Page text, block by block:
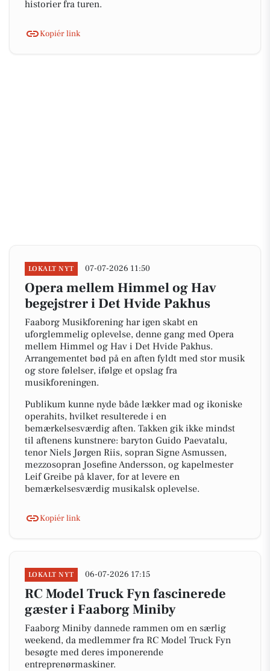
historier fra turen.
Kopiér link
LOKALT NYT 07-07-2026 11:50
Opera mellem Himmel og Hav
begejstrer i Det Hvide Pakhus
Faaborg Musikforening har igen skabt en
uforglemmelig oplevelse, denne gang med Opera
mellem Himmel og Hav i Det Hvide Pakhus.
Arrangementet bød på en aften fyldt med stor musik
og store følelser, ifølge et opslag fra
musikforeningen.
Publikum kunne nyde både lækker mad og ikoniske
operahits, hvilket resulterede i en
bemærkelsesværdig aften. Takken gik ikke mindst
til aftenens kunstnere: baryton Guido Paevatalu,
tenor Niels Jørgen Riis, sopran Signe Asmussen,
mezzosopran Josefine Andersson, og kapelmester
Leif Greibe på klaver, for at levere en
bemærkelsesværdig musikalsk oplevelse.
Kopiér link
LOKALT NYT 06-07-2026 17:15
RC Model Truck Fyn fascinerede
gæster i Faaborg Miniby
Faaborg Miniby dannede rammen om en særlig
weekend, da medlemmer fra RC Model Truck Fyn
besøgte med deres imponerende
entreprenørmaskiner.